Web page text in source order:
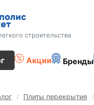
строительства
Акции Бренды
Плиты перекрытия